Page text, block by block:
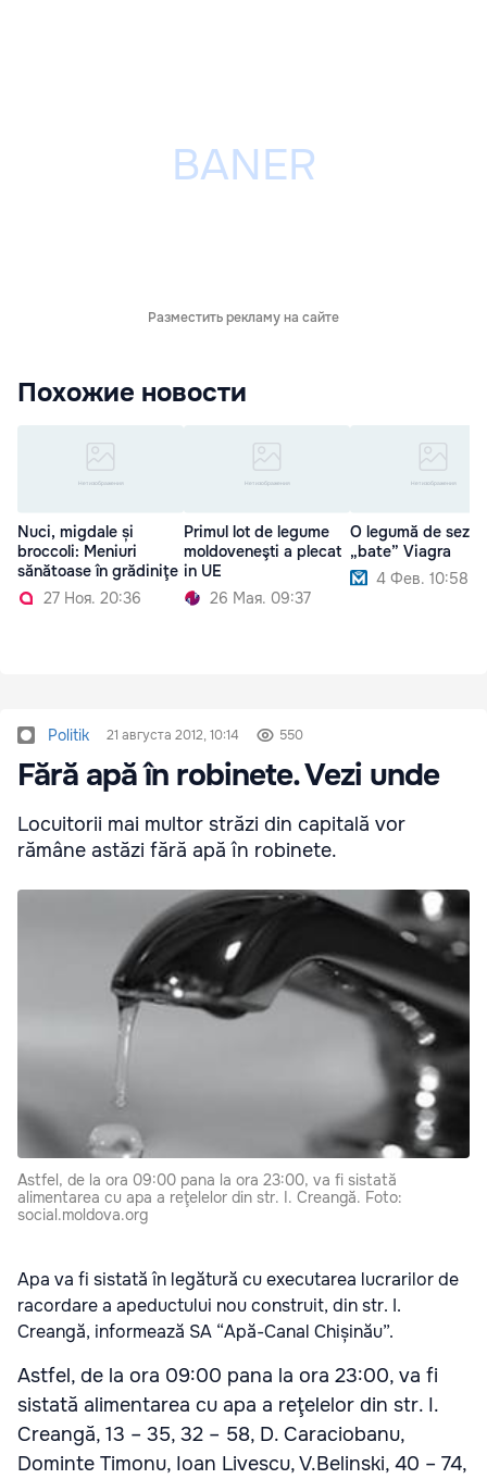
Разместить рекламу на сайте
Похожие новости
Nuci, migdale și
broccoli: Meniuri
sănătoase în grădiniţe
27 Ноя. 20:36
Primul lot de legume
moldoveneşti a plecat
in UE
26 Мая. 09:37
O legumă de sezon
„bate” Viagra
4 Фев. 10:58
Politik 21 августа 2012, 10:14 550
Fără apă în robinete. Vezi unde
Locuitorii mai multor străzi din capitală vor
rămâne astăzi fără apă în robinete.
Astfel, de la ora 09:00 pana la ora 23:00, va fi sistată
alimentarea cu apa a reţelelor din str. I. Creangă. Foto:
social.moldova.org
Apa va fi sistată în legătură cu executarea lucrarilor de
racordare a apeductului nou construit, din str. I.
Creangă, informează SA “Apă-Canal Chișinău”.
Astfel, de la ora 09:00 pana la ora 23:00, va fi
sistată alimentarea cu apa a reţelelor din str. I.
Creangă, 13 – 35, 32 – 58, D. Caraciobanu,
Dominte Timonu, Ioan Livescu, V.Belinski, 40 – 74,